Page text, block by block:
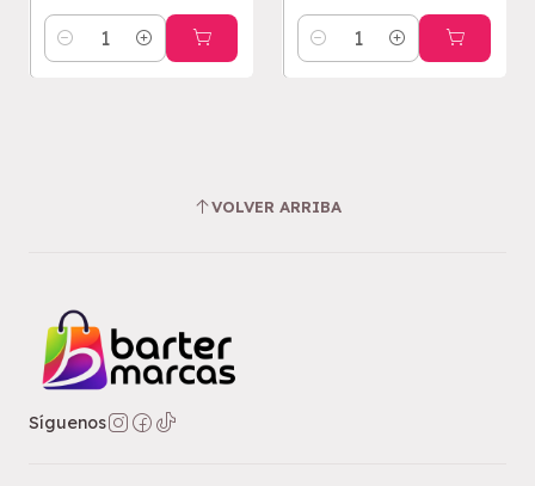
Cantidad Cantidad
VOLVER ARRIBA
Síguenos